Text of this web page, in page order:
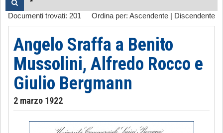
1968-2022 Dalla contestazione all'internazionalizzazione
Ordina per: Ascendente Discendente
Documenti trovati: 201
Angelo Sraffa a Benito
Mussolini, Alfredo Rocco e
Giulio Bergmann
2 marzo 1922